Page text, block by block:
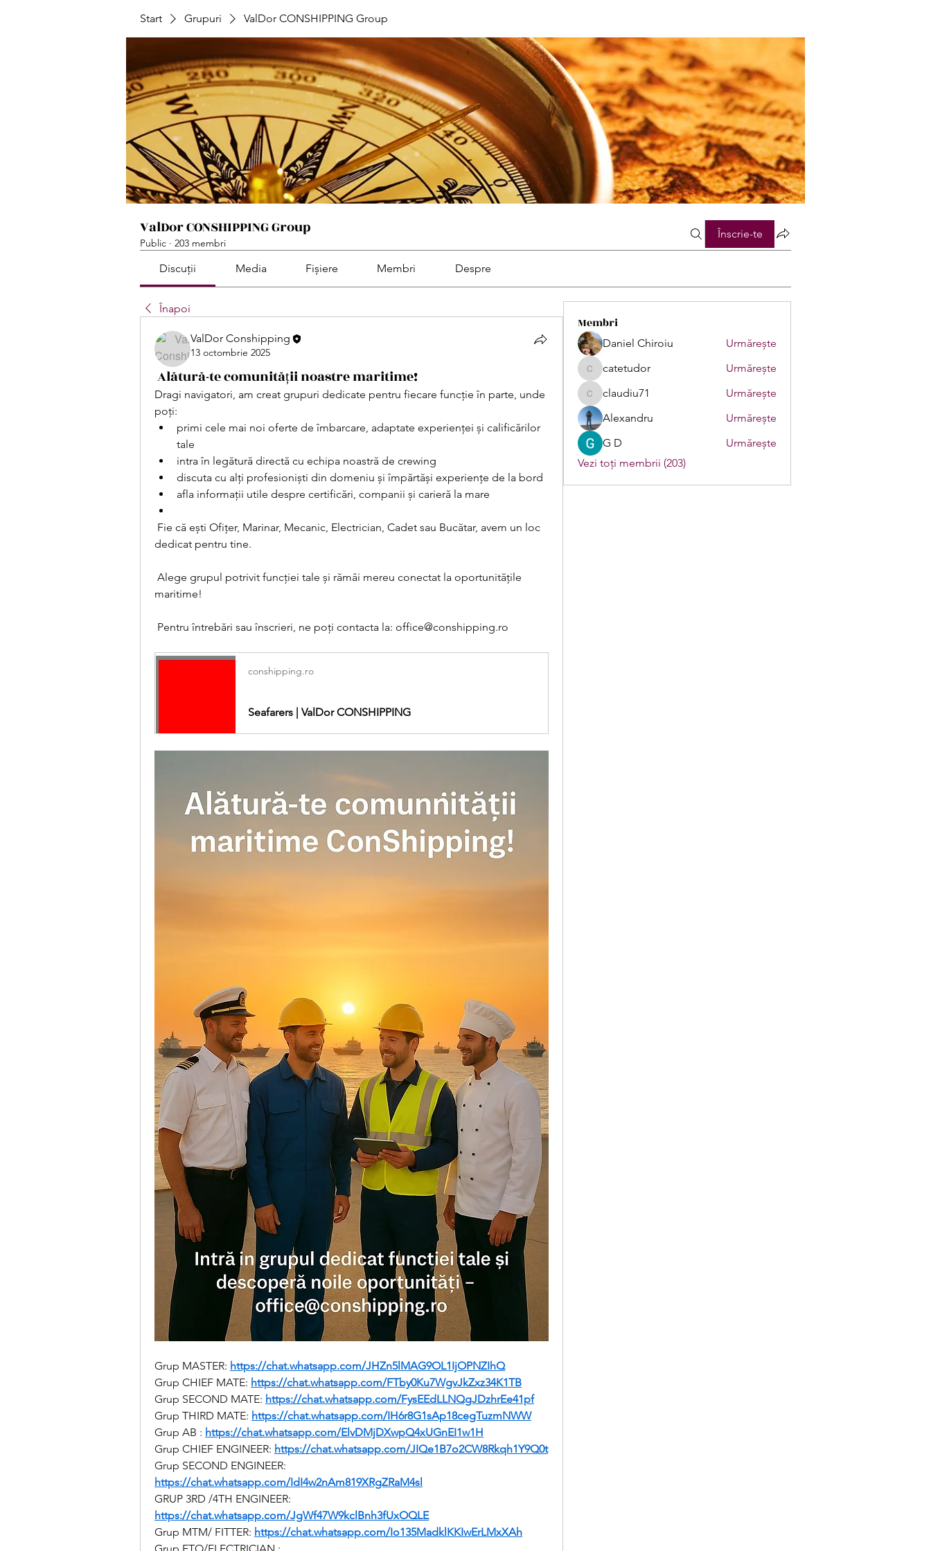
Start Grupuri ValDor CONSHIPPING Group
ValDor CONSHIPPING Group
Public · 203 membri
Înscrie-te
Discuții Media Fișiere Membri Despre
Înapoi
ValDor Conshipping
13 octombrie 2025
Alătură-te comunității noastre maritime!
Dragi navigatori, am creat grupuri dedicate pentru fiecare funcție în parte, unde
poți:
primi cele mai noi oferte de îmbarcare, adaptate experienței și calificărilor
tale
intra în legătură directă cu echipa noastră de crewing
discuta cu alți profesioniști din domeniu și împărtăși experiențe de la bord
afla informații utile despre certificări, companii și carieră la mare
Fie că ești Ofițer, Marinar, Mecanic, Electrician, Cadet sau Bucătar, avem un loc
dedicat pentru tine.
Alege grupul potrivit funcției tale și rămâi mereu conectat la oportunitățile
maritime!
Pentru întrebări sau înscrieri, ne poți contacta la: office@conshipping.ro
conshipping.ro
Seafarers | ValDor CONSHIPPING
Grup MASTER: https://chat.whatsapp.com/JHZn5lMAG9OL1IjOPNZIhQ
Grup CHIEF MATE: https://chat.whatsapp.com/FTby0Ku7WgvJkZxz34K1TB
Grup SECOND MATE: https://chat.whatsapp.com/FysEEdLLNQgJDzhrEe41pf
Grup THIRD MATE: https://chat.whatsapp.com/IH6r8G1sAp18cegTuzmNWW
Grup AB : https://chat.whatsapp.com/ElvDMjDXwpQ4xUGnEI1w1H
Grup CHIEF ENGINEER: https://chat.whatsapp.com/JIQe1B7o2CW8Rkqh1Y9Q0t
https://chat.whatsapp.com/IdI4w2nAm819XRgZRaM4sl
https://chat.whatsapp.com/JgWf47W9kclBnh3fUxOQLE
Grup MTM/ FITTER: https://chat.whatsapp.com/Io135MadklKKIwErLMxXAh
Membri
Daniel Chiroiu Urmărește
catetudor
catetudor Urmărește
claudiu71
claudiu71
Urmărește
Alexandru
Urmărește
G D
Urmărește
Vezi toți membrii (203)